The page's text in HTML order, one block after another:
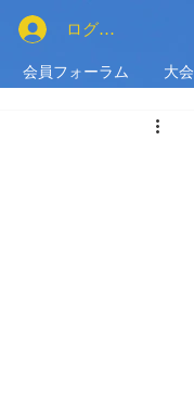
会員フォーラム 大会
ログイン